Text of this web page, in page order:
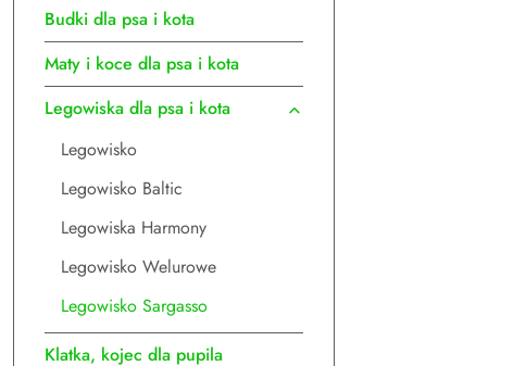
Budki dla psa i kota
Maty i koce dla psa i kota
Legowiska dla psa i kota
Legowisko
Legowisko Baltic
Legowiska Harmony
Legowisko Welurowe
Legowisko Sargasso
Klatka, kojec dla pupila